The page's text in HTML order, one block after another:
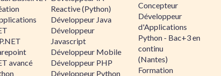
avancé
Reactive (Python)
Développeur Java
Développeur
Javascript
Développeur Mobile
Développeur PHP
Développeur Python
Concepteur
Développeur
d'Applications
Python - Bac+3 en
continu
(Nantes)
Formation